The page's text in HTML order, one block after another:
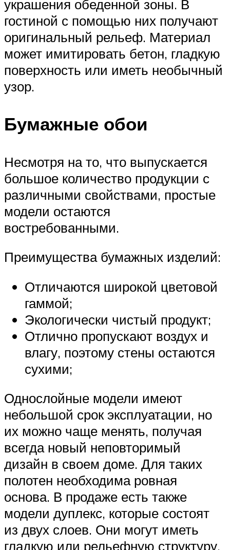
украшения обеденной зоны. В
гостиной с помощью них получают
оригинальный рельеф. Материал
может имитировать бетон, гладкую
поверхность или иметь необычный
узор.
Бумажные обои
Несмотря на то, что выпускается
большое количество продукции с
различными свойствами, простые
модели остаются
востребованными.
Преимущества бумажных изделий:
Отличаются широкой цветовой
гаммой;
Экологически чистый продукт;
Отлично пропускают воздух и
влагу, поэтому стены остаются
сухими;
Однослойные модели имеют
небольшой срок эксплуатации, но
их можно чаще менять, получая
всегда новый неповторимый
дизайн в своем доме. Для таких
полотен необходима ровная
основа. В продаже есть также
модели дуплекс, которые состоят
из двух слоев. Они могут иметь
гладкую или рельефную структуру.